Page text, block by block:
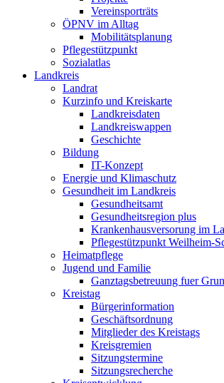
Vereinsporträts
ÖPNV im Alltag
Mobilitätsplanung
Pflegestützpunkt
Sozialatlas
Landkreis
Landrat
Kurzinfo und Kreiskarte
Landkreisdaten
Landkreiswappen
Geschichte
Bildung
IT-Konzept
Energie und Klimaschutz
Gesundheit im Landkreis
Gesundheitsamt
Gesundheitsregion plus
Krankenhausversorung im
Pflegestützpunkt Weilheim-
Heimatpflege
Jugend und Familie
Ganztagsbetreuung fuer
Kreistag
Bürgerinformation
Geschäftsordnung
Mitglieder des Kreistags
Kreisgremien
Sitzungstermine
Sitzungsrecherche